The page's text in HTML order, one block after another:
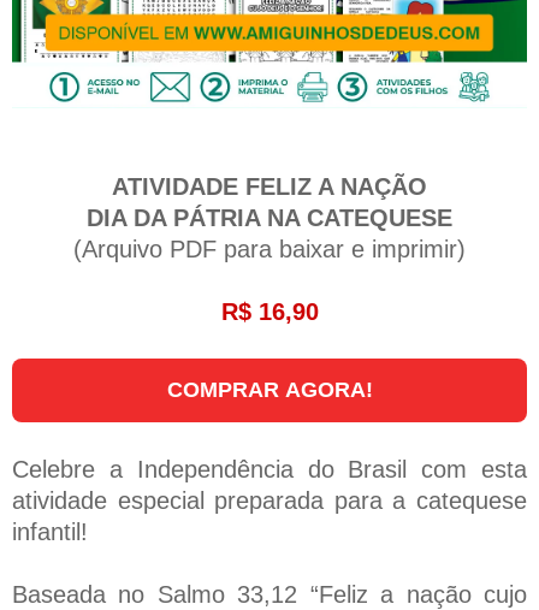
ATIVIDADE FELIZ A NAÇÃO
DIA DA PÁTRIA NA CATEQUESE
(Arquivo PDF para baixar e imprimir)
R$ 16,90
COMPRAR AGORA!
Celebre a Independência do Brasil com esta
atividade especial preparada para a catequese
infantil!
Baseada no Salmo 33,12 “Feliz a nação cujo